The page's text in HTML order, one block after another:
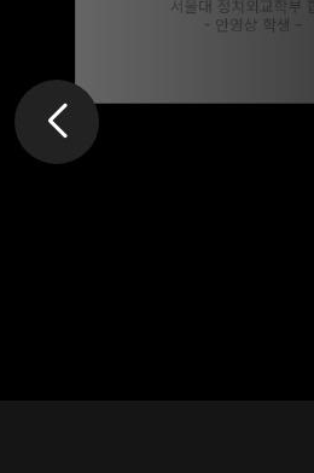
서울대 정치외교학부
- 안영상 학생 -